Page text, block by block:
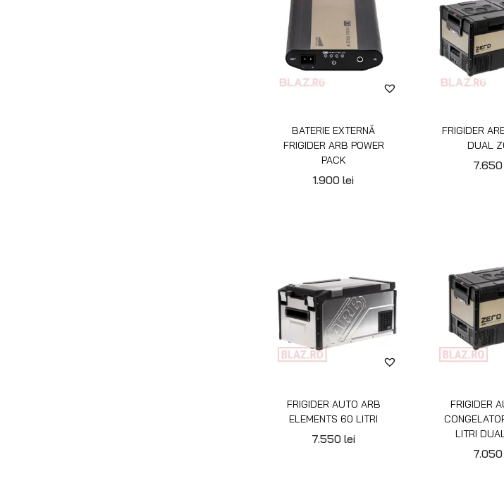
BATERIE EXTERNĂ
FRIGIDER ARB POWER
PACK
1.900lei
FRIGIDER
DUAL
7.650
FRIGIDER AUTO ARB
ELEMENTS 60 LITRI
7.550lei
FRIGIDER
LITRI
7.050